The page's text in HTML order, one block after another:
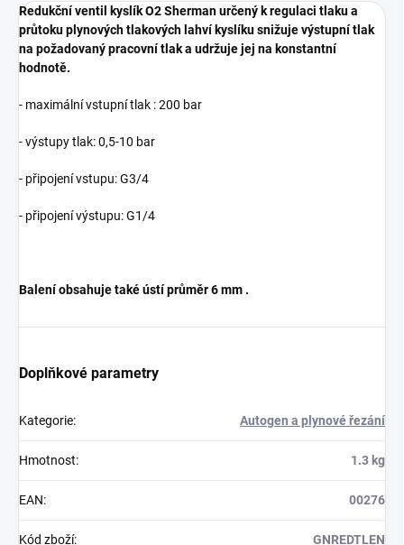
Redukční ventil kyslík O2 Sherman určený k regulaci tlaku a
průtoku plynových tlakových lahví kyslíku snižuje výstupní tlak
na požadovaný pracovní tlak a udržuje jej na konstantní
hodnotě.
- maximální vstupní tlak : 200 bar
- výstupy tlak: 0,5-10 bar
- připojení vstupu: G3/4
- připojení výstupu: G1/4
Balení obsahuje také ústí průměr 6 mm .
Doplňkové parametry
Kategorie: Autogen a plynové řezání
Hmotnost: 1.3 kg
EAN: 00276
Kód zboží: GNREDTLEN